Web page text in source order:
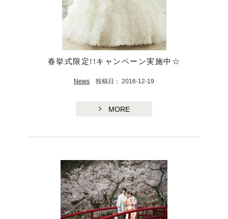
春挙式限定!!キャンペーン実施中☆
News 投稿日： 2016-12-19
MORE